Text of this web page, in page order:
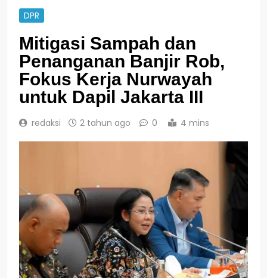
DPR
Mitigasi Sampah dan
Penanganan Banjir Rob,
Fokus Kerja Nurwayah
untuk Dapil Jakarta III
redaksi 2 tahun ago 0 4 mins